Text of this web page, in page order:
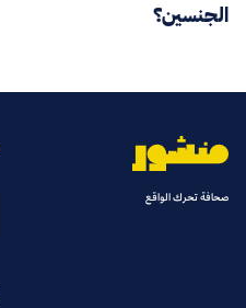
الجنسين؟
صحافة تحرك الواقع